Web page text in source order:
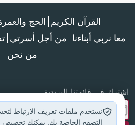
القرآن الكريم الحج
معا نربي أبناءنا من أجل أسرتي
من نحن
اشترك في قائمتنا البريدية
نستخدم ملفات تعريف الارتباط
التصفح الخاصة بك. يمكنك تخصيص